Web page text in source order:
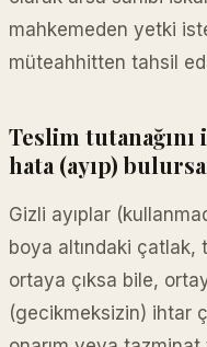
mahkemeden yetki
müteahhitten tahsil
Teslim tutanağını
hata (ayıp)
Gizli ayıplar
boya altındaki çatlak,
ortaya çıksa bile,
(gecikmeksizin) ihtar